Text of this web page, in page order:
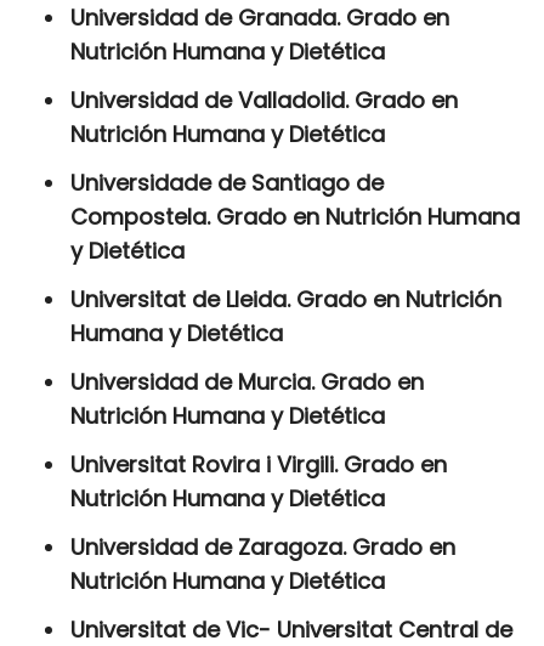
Universidad de Granada. Grado en
Nutrición Humana y Dietética
Universidad de Valladolid. Grado en
Nutrición Humana y Dietética
Universidade de Santiago de
Compostela. Grado en Nutrición Humana
y Dietética
Universitat de Lleida. Grado en Nutrición
Humana y Dietética
Universidad de Murcia. Grado en
Nutrición Humana y Dietética
Universitat Rovira i Virgili. Grado en
Nutrición Humana y Dietética
Universidad de Zaragoza. Grado en
Nutrición Humana y Dietética
Universitat de Vic- Universitat Central de